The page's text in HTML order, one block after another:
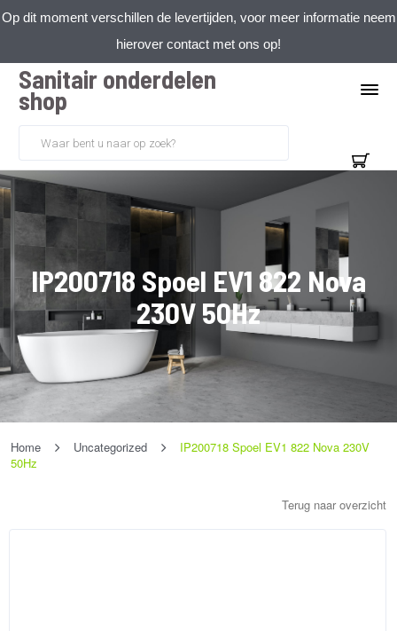
Op dit moment verschillen de levertijden, voor meer informatie neem
hierover contact met ons op!
Sanitair onderdelen
shop
IP200718 Spoel EV1 822 Nova
230V 50Hz
Home Uncategorized
IP200718 Spoel EV1 822 Nova 230V
50Hz
Terug naar overzicht